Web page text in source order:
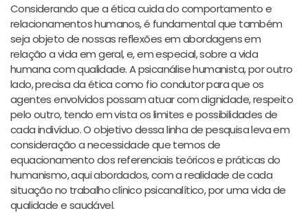
Considerando que a ética cuida do comportamento e
relacionamentos humanos, é fundamental que também
seja objeto de nossas reflexões em abordagens em
relação a vida em geral, e, em especial, sobre a vida
humana com qualidade. A psicanálise humanista, por outro
lado, precisa da ética como fio condutor para que os
agentes envolvidos possam atuar com dignidade, respeito
pelo outro, tendo em vista os limites e possibilidades de
cada indivíduo. O objetivo dessa linha de pesquisa leva em
consideração a necessidade que temos de
equacionamento dos referenciais teóricos e práticas do
humanismo, aqui abordados, com a realidade de cada
situação no trabalho clínico psicanalítico, por uma vida de
qualidade e saudável.